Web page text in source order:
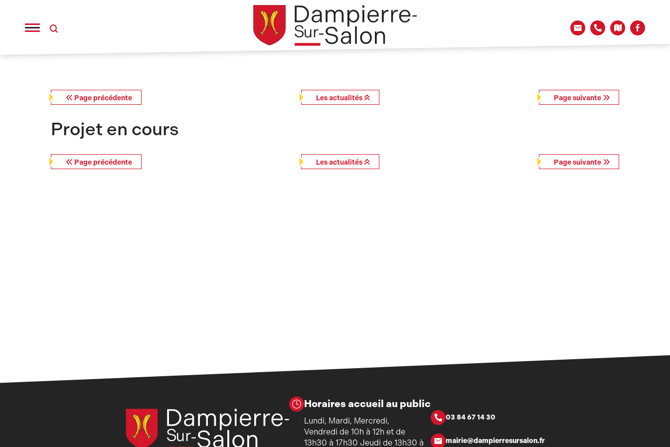
Page précédente Les actualités Page suivante
Projet en cours
Page précédente Les actualités Page suivante
Horaires accueil au public
Lundi, Mardi, Mercredi,
Vendredi de 10h à 12h et de
13h30 à 17h30 Jeudi de 13h30 à
03 84 67 14 30
mairie@dampierresursalon.fr